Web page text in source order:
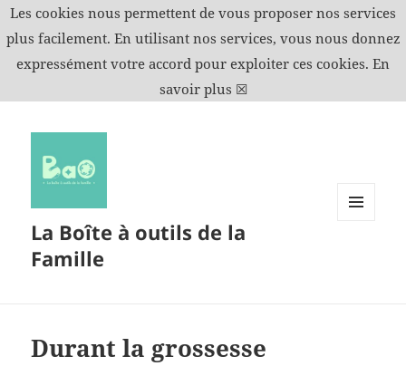
La Boîte à outils de la
Famille
Durant la grossesse
Les cookies nous permettent de vous proposer nos services
plus facilement. En utilisant nos services, vous nous donnez
expressément votre accord pour exploiter ces cookies. En
savoir plus ☒